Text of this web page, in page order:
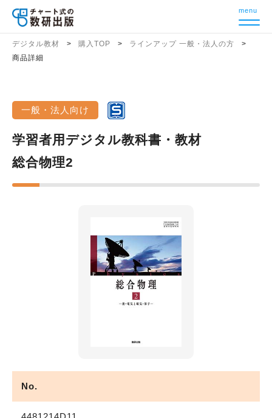
menu
デジタル教材 購入TOP
ラインアップ 一般・法人の方
商品詳細
一般・法人向け
学習者用デジタル教科書・教材
総合物理2
No.